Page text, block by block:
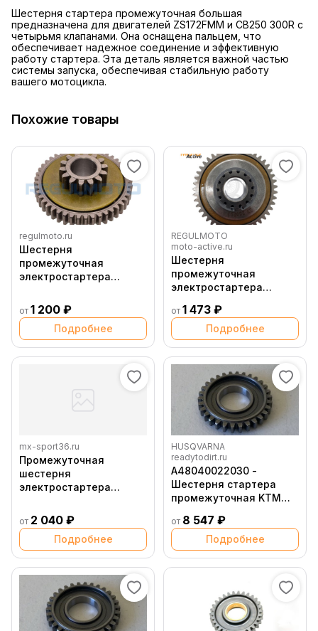
Шестерня стартера промежуточная большая
предназначена для двигателей ZS172FMM и CB250 300R с
четырьмя клапанами. Она оснащена пальцем, что
обеспечивает надежное соединение и эффективную
работу стартера. Эта деталь является важной частью
системы запуска, обеспечивая стабильную работу
вашего мотоцикла.
Похожие товары
regulmoto.ru
Шестерня
промежуточная
электростартера
(NC250), без пальца
от 1 200 ₽
Подробнее
REGULMOTO
moto-active.ru
Шестерня
промежуточная
электростартера
(NC250)
от 1 473 ₽
Подробнее
mx-sport36.ru
Промежуточная
шестерня
электростартера
45 зубьев
от 2 040 ₽
Подробнее
HUSQVARNA
readytodirt.ru
A48040022030 -
Шестерня стартера
промежуточная KTM
EXC450 500F (2024
2025), Husqvarna FC450
(2023 2025), FE450 501
(2024 2025)
от 8 547 ₽
Подробнее